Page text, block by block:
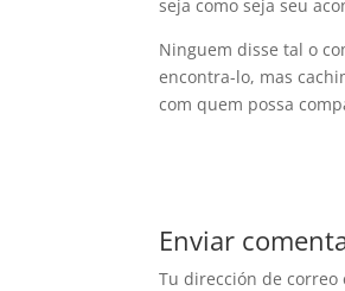
seja como seja seu
Ninguem disse tal o
encontra-lo, mas
com quem possa
Enviar
Tu dirección de